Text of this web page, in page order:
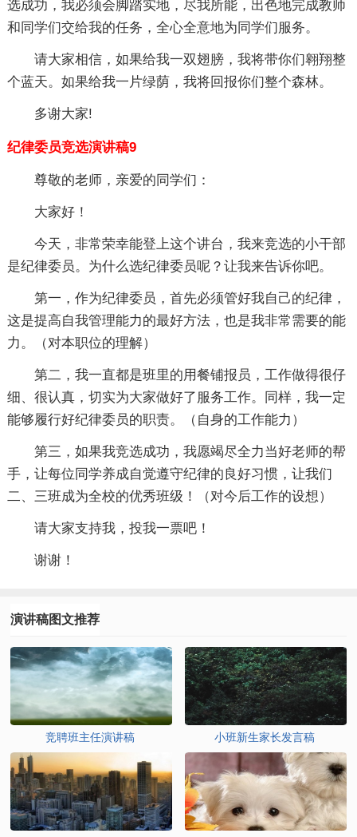
选成功，我必须会脚踏实地，尽我所能，出色地完成教师
和同学们交给我的任务，全心全意地为同学们服务。
请大家相信，如果给我一双翅膀，我将带你们翱翔整
个蓝天。如果给我一片绿荫，我将回报你们整个森林。
多谢大家!
纪律委员竞选演讲稿9
尊敬的老师，亲爱的同学们：
大家好！
今天，非常荣幸能登上这个讲台，我来竞选的小干部
是纪律委员。为什么选纪律委员呢？让我来告诉你吧。
第一，作为纪律委员，首先必须管好我自己的纪律，
这是提高自我管理能力的最好方法，也是我非常需要的能
力。（对本职位的理解）
第二，我一直都是班里的用餐铺报员，工作做得很仔
细、很认真，切实为大家做好了服务工作。同样，我一定
能够履行好纪律委员的职责。（自身的工作能力）
第三，如果我竞选成功，我愿竭尽全力当好老师的帮
手，让每位同学养成自觉遵守纪律的良好习惯，让我们
二、三班成为全校的优秀班级！（对今后工作的设想）
请大家支持我，投我一票吧！
谢谢！
演讲稿图文推荐
竞聘班主任演讲稿 小班新生家长发言稿